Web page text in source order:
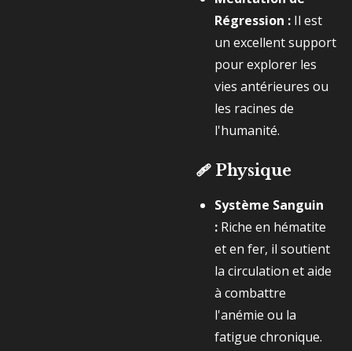
Régression : Il est
un excellent support
pour explorer les
vies antérieures ou
les racines de
l'humanité.
🩹 Physique
Système Sanguin
: Riche en hématite
et en fer, il soutient
la circulation et aide
à combattre
l'anémie ou la
fatigue chronique.